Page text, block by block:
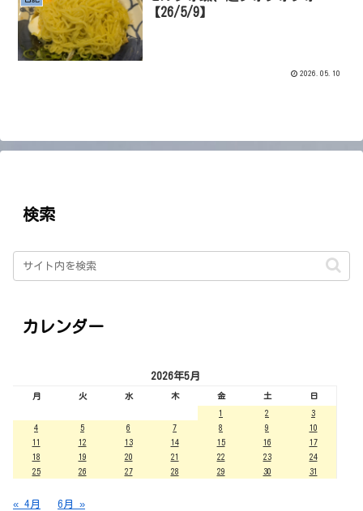
【26/5/9】
2026.05.10
検索
カレンダー
2026年5月
月 火 水 木 金 土 日
1 2
3
4
5 6 7 8 9
10
11
12 13 14 15 16
17
18
19 20 21 22 23
24
25
26 27 28 29 30 31
« 4月 6月 »